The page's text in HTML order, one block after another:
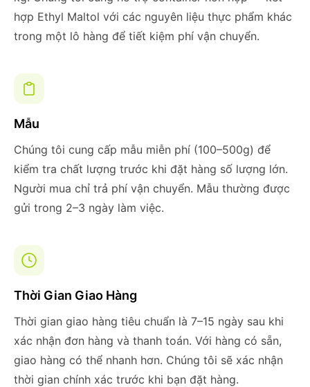
hợp Ethyl Maltol với các nguyên liệu thực phẩm khác
trong một lô hàng để tiết kiệm phí vận chuyển.
Mẫu
Chúng tôi cung cấp mẫu miễn phí (100–500g) để
kiểm tra chất lượng trước khi đặt hàng số lượng lớn.
Người mua chỉ trả phí vận chuyển. Mẫu thường được
gửi trong 2–3 ngày làm việc.
Thời Gian Giao Hàng
Thời gian giao hàng tiêu chuẩn là 7–15 ngày sau khi
xác nhận đơn hàng và thanh toán. Với hàng có sẵn,
giao hàng có thể nhanh hơn. Chúng tôi sẽ xác nhận
thời gian chính xác trước khi bạn đặt hàng.